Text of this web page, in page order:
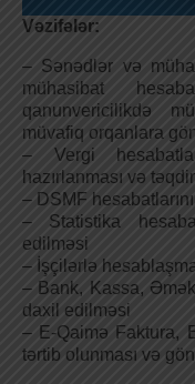
Vəzifələr:
– Sənədlər və
mühasibat
qanunvericilikdə
müvafiq orqanlara
– Vergi
hazırlanması və
– DSMF
– Statistika
edilməsi
– İşçilərlə
– Bank, Kassa,
daxil edilməsi
– E-Qaimə Faktura,
tərtib olunması və